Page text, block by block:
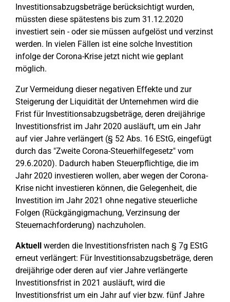
Investitionsabzugsbeträge berücksichtigt wurden,
müssten diese spätestens bis zum 31.12.2020
investiert sein - oder sie müssen aufgelöst und verzinst
werden. In vielen Fällen ist eine solche Investition
infolge der Corona-Krise jetzt nicht wie geplant
möglich.
Zur Vermeidung dieser negativen Effekte und zur
Steigerung der Liquidität der Unternehmen wird die
Frist für Investitionsabzugsbeträge, deren dreijährige
Investitionsfrist im Jahr 2020 ausläuft, um ein Jahr
auf vier Jahre verlängert (§ 52 Abs. 16 EStG, eingefügt
durch das "Zweite Corona-Steuerhilfegesetz" vom
29.6.2020). Dadurch haben Steuerpflichtige, die im
Jahr 2020 investieren wollen, aber wegen der Corona-
Krise nicht investieren können, die Gelegenheit, die
Investition im Jahr 2021 ohne negative steuerliche
Folgen (Rückgängigmachung, Verzinsung der
Steuernachforderung) nachzuholen.
Aktuell werden die Investitionsfristen nach § 7g EStG
erneut verlängert: Für Investitionsabzugsbeträge, deren
dreijährige oder deren auf vier Jahre verlängerte
Investitionsfrist in 2021 ausläuft, wird die
Investitionsfrist um ein Jahr auf vier bzw. fünf Jahre